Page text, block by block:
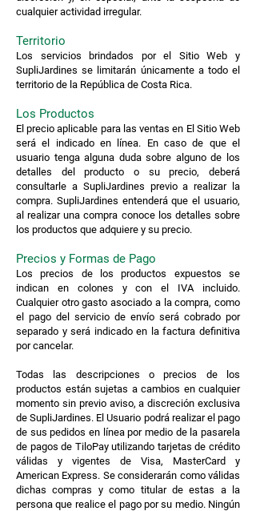
cualquier actividad irregular.
Territorio
Los servicios brindados por el Sitio Web y
SupliJardines se limitarán únicamente a todo el
territorio de la República de Costa Rica.
Los Productos
El precio aplicable para las ventas en El Sitio Web
será el indicado en línea. En caso de que el
usuario tenga alguna duda sobre alguno de los
detalles del producto o su precio, deberá
consultarle a SupliJardines previo a realizar la
compra. SupliJardines entenderá que el usuario,
al realizar una compra conoce los detalles sobre
los productos que adquiere y su precio.
Precios y Formas de Pago
Los precios de los productos expuestos se
indican en colones y con el IVA incluido.
Cualquier otro gasto asociado a la compra, como
el pago del servicio de envío será cobrado por
separado y será indicado en la factura definitiva
por cancelar.
Todas las descripciones o precios de los
productos están sujetas a cambios en cualquier
momento sin previo aviso, a discreción exclusiva
de SupliJardines. El Usuario podrá realizar el pago
de sus pedidos en línea por medio de la pasarela
de pagos de TiloPay utilizando tarjetas de crédito
válidas y vigentes de Visa, MasterCard y
American Express. Se considerarán como válidas
dichas compras y como titular de estas a la
persona que realice el pago por su medio. Ningún